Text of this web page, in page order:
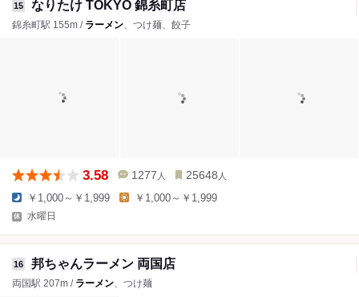
15 なりたけ TOKYO 錦糸町店
錦糸町駅 155m / ラーメン、つけ麺、餃子
3.58 1277 人 25648 人
￥1,000～￥1,999 ￥1,000～￥1,999
水曜日
16 邦ちゃんラーメン 両国店
両国駅 207m / ラーメン、つけ麺